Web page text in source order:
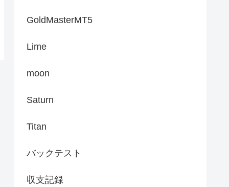
GoldMasterMT5
Lime
moon
Saturn
Titan
バックテスト
収支記録